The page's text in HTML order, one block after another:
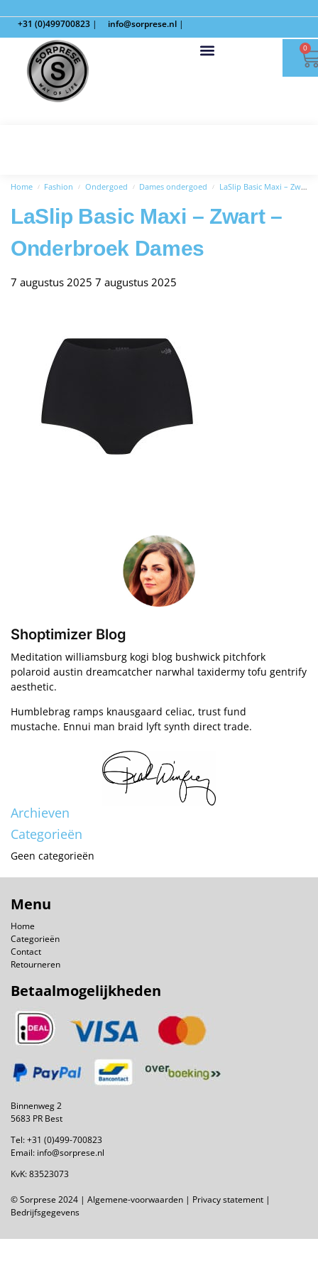
+31 (0)499700823 | info@sorprese.nl |
0
Home / Fashion / Ondergoed / Dames ondergoed / LaSlip Basic Maxi – Zwart – Onderbroek Dames
LaSlip Basic Maxi – Zwart –
Onderbroek Dames
7 augustus 2025 7 augustus 2025
Shoptimizer Blog
Meditation williamsburg kogi blog bushwick pitchfork
polaroid austin dreamcatcher narwhal taxidermy tofu gentrify
aesthetic.
Humblebrag ramps knausgaard celiac, trust fund
mustache. Ennui man braid lyft synth direct trade.
Archieven
Categorieën
Geen categorieën
Menu
Home
Categorieën
Contact
Retourneren
Betaalmogelijkheden
Binnenweg 2
5683 PR Best
Tel:+31 (0)499-700823
Email: info@sorprese.nl
KvK: 83523073
© Sorprese 2024 | Algemene-voorwaarden | Privacy statement |
Bedrijfsgegevens